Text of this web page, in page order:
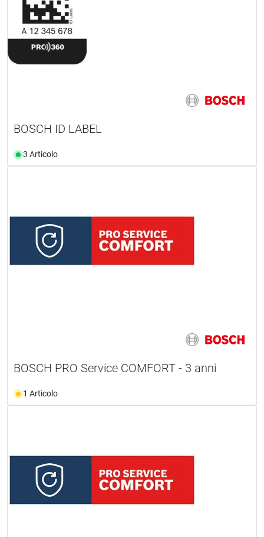
BOSCH ID LABEL
3 Articolo
BOSCH PRO Service COMFORT - 3 anni
1 Articolo